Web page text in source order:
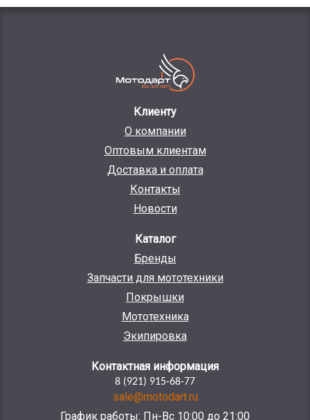
Клиенту
О компании
Оптовым клиентам
Доставка и оплата
Контакты
Новости
Каталог
Бренды
Запчасти для мототехники
Покрышки
Мототехника
Экипировка
Контактная информация
8 (921) 915-68-77
sale@motodart.ru
График работы: Пн-Вс 10:00 до 21:00